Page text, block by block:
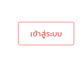
เข้าสู่ระบบ